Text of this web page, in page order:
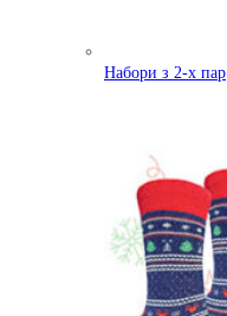
Набори з 2-х пар